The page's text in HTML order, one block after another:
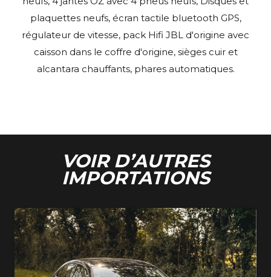
plaquettes neufs, écran tactile bluetooth GPS,
régulateur de vitesse, pack Hifi JBL d'origine avec
caisson dans le coffre d'origine, sièges cuir et
alcantara chauffants, phares automatiques.
VOIR D’AUTRES
IMPORTATIONS